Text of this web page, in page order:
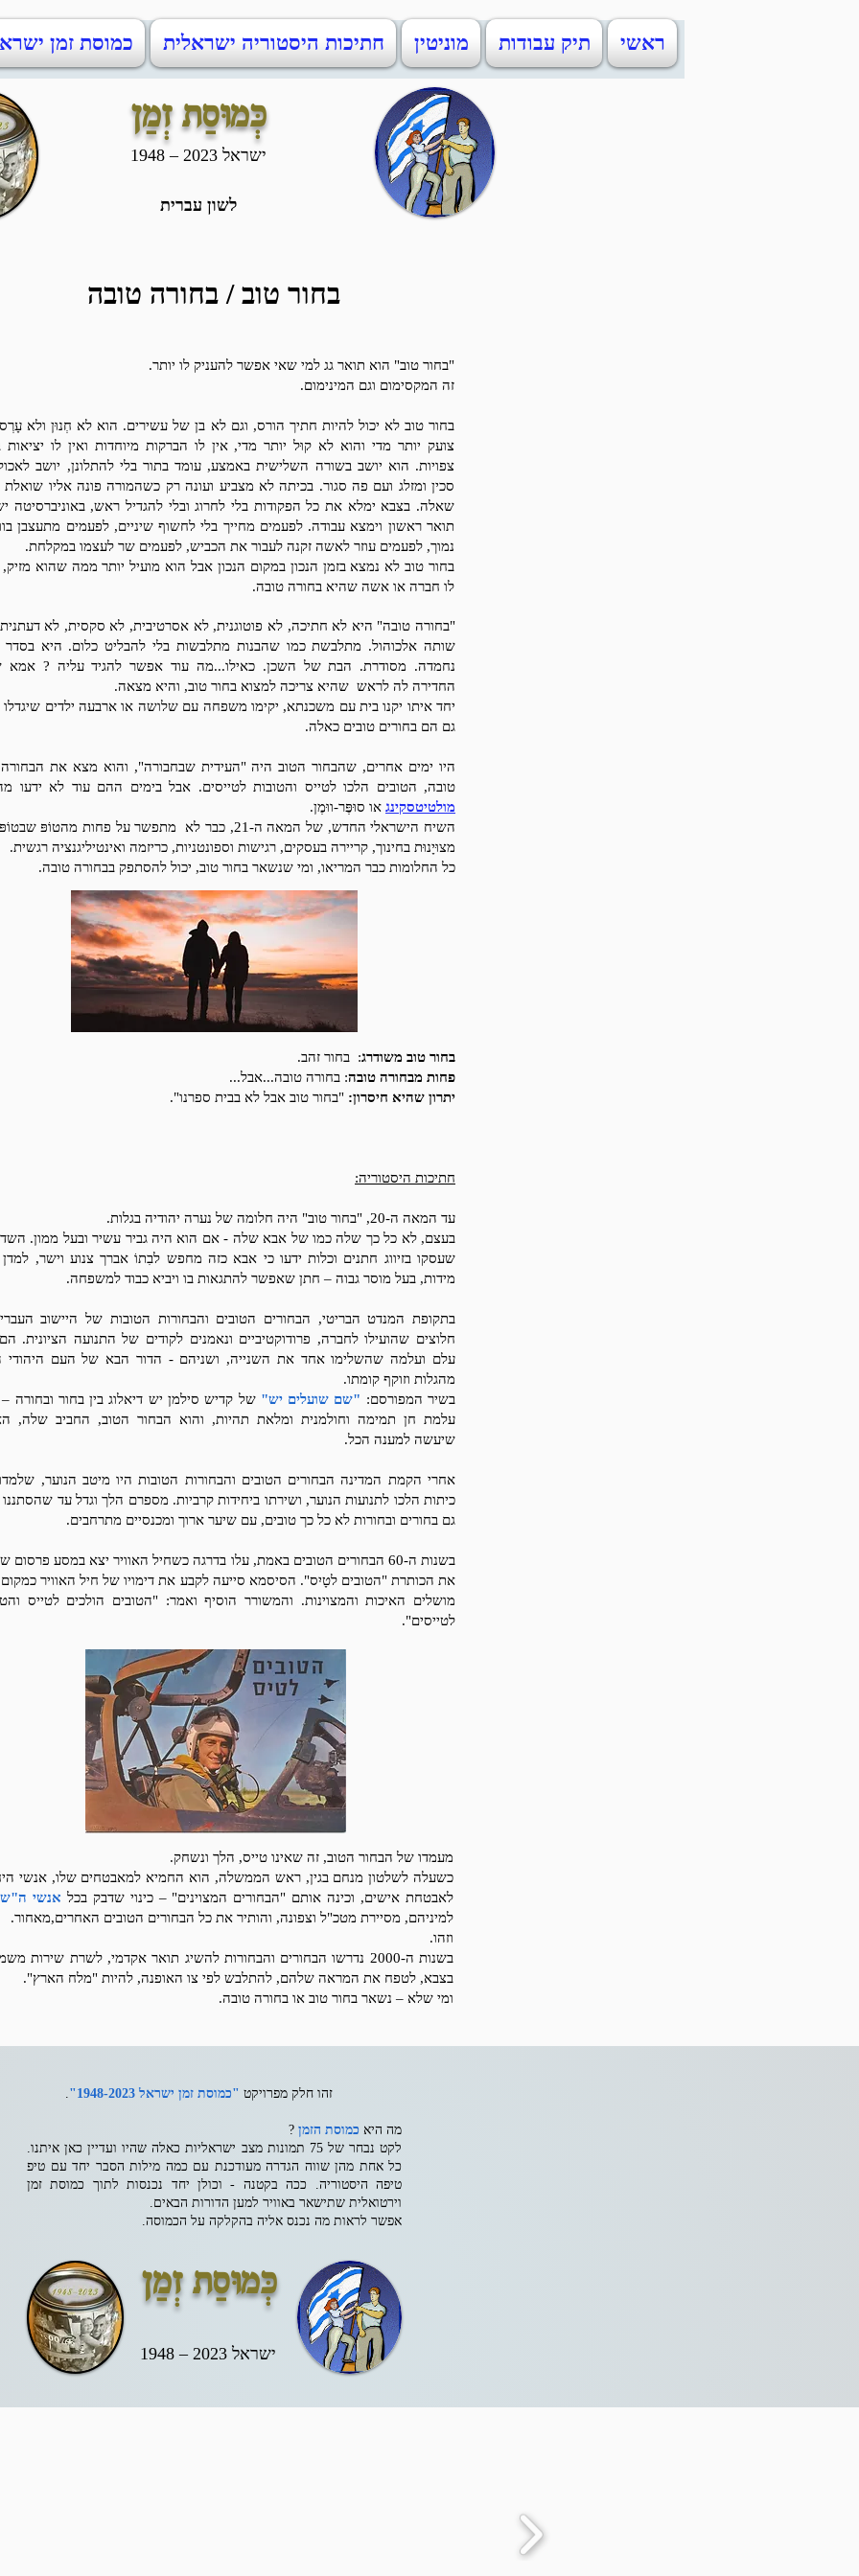
ראשי תיק עבודות מוניטין חתיכות היסטוריה ישראלית כמוסת זמן ישראל 1948-
כְּמוּסַת זְמַן
ישראל 2023 – 1948
לשון עברית
בחור טוב / בחורה טובה
"בחור טוב" הוא תואר גג למי שאי אפשר להעניק לו יותר.
זה המקסימום וגם המינימום.
בחור טוב לא יכול להיות חתיך הורס, וגם לא בן של עשירים. הוא לא חְנוּן ולא
צועק יותר מדי והוא לא קוּל יותר מדי, אין לו הברקות מיוחדות ואין לו יציאות
צפויות. הוא יושב בשורה השלישית באמצע, עומד בתור בלי להתלונן, יושב
סכין ומזלג ועם פה סגור. בכיתה לא מצביע ועונה רק כשהמורה פונה אליו שואלת
שאלה. בצבא ימלא את כל הפקודות בלי לחרוג ובלי להגדיל ראש, באוניברסיטה
תואר ראשון וימצא עבודה.לפעמים מחייך בלי לחשוף שיניים, לפעמים מתעצבן
נמוך, לפעמים עוזר לאשה זקנה לעבור את הכביש, לפעמים שר לעצמו במקלחת.
בחור טוב לא נמצא בזמן הנכון במקום הנכון אבל הוא מועיל יותר ממה שהוא
לו חברה או אשה שהיא בחורה טובה.
"בחורה טובה" היא לא חתיכה, לא פוטוגנית, לא אסרטיבית, לא סקסית, לא
שותה אלכוהול. מתלבשת כמו שהבנות מתלבשות בלי להבליט כלום. היא בסדר
נחמדה. מסודרת. הבת של השכן. כאילו...מה עוד אפשר להגיד עליה ? אמא
החדירה לה לראש שהיא צריכה למצוא בחור טוב, והיא מצאה.
יחד איתו יקנו בית עם משכנתא, יקימו משפחה עם שלושה או ארבעה ילדים שיגדלו
גם הם בחורים טובים כאלה.
היו ימים אחרים, שהבחור הטוב היה "העידית שבחבורה", והוא מצא את
טובה, הטובים הלכו לטייס והטובות לטייסים. אבל בימים ההם עוד לא ידעו
מולטיטסקינג או סוּפֶּר-ווּמֶן.
השיח הישראלי החדש, של המאה ה-21, כבר לא מתפשר על פחות מהטוֹפּ
מצוּיָנוּת בחינוך, קריירה בעסקים, רגישות וספונטניות, כריזמה ואינטיליגנציה רגשית.
כל החלומות כבר המריאו, ומי שנשאר בחור טוב, יכול להסתפק בבחורה טובה.
בחור טוב משודרג: בחור זהב.
פחות מבחורה טובה: בחורה טובה...אבל...
יתרון שהיא חיסרון: "בחור טוב אבל לא בבית ספרנו".
חתיכות היסטוריה:
עד המאה ה-20, "בחור טוב" היה חלומה של נערה יהודיה בגלות.
בעצם, לא כל כך שלה כמו של אבא שלה - אם הוא היה גביר עשיר ובעל ממון.
שעסקו בזיווג חתנים וכלות ידעו כי אבא כזה מחפש לבִתוֹ אברך צנוע וישר,
מידות, בעל מוסר גבוה – חתן שאפשר להתגאות בו ויביא כבוד למשפחה.
בתקופת המנדט הבריטי, הבחורים הטובים והבחורות הטובות של היישוב
חלוצים שהועילו לחברה, פרודוקטיביים ונאמנים לקודים של התנועה הציונית.
עלם ועלמה שהשלימו אחד את השנייה, ושניהם - הדור הבא של העם היהודי
מהגלות וזוקף קומתו.
בשיר המפורסם: "שם שועלים יש" של קדיש סילמן יש דיאלוג בין בחור ובחורה
עלמת חן תמימה וחולמנית ומלאת תהיות, והוא הבחור הטוב, החביב שלה,
שיעשה למענה הכל.
אחרי הקמת המדינה הבחורים הטובים והבחורות הטובות היו מיטב הנוער,
כיתות הלכו לתנועות הנוער, ושירתו ביחידות קרביות. מספרם הלך וגדל עד שהסתננו
גם בחורים ובחורות לא כל כך טובים, עם שיער ארוך ומכנסיים מתרחבים.
בשנות ה-60 הבחורים הטובים באמת, עלו בדרגה כשחיל האוויר יצא במסע פרסום
את הכותרת "הטובים לטָיִס". הסיסמא סייעה לקבע את דימויו של חיל האוויר
מושלים האיכות והמצוינות. והמשורר הוסיף ואמר: "הטובים הולכים לטייס
לטייסים".
מעמדו של הבחור הטוב, זה שאינו טייס, הלך ונשחק.
כשעלה לשלטון מנחם בגין, ראש הממשלה, הוא החמיא למאבטחים שלו, אנשי
לאבטחת אישים, וכינה אותם "הבחורים המצוינים" – כינוי שדבק בכל אנשי
למיניהם, מסיירת מטכ"ל וצפונה, והותיר את כל הבחורים הטובים האחרים,מאחור.
וזהו.
בשנות ה-2000 נדרשו הבחורים והבחורות להשיג תואר אקדמי, לשרת שירות
בצבא, לטפח את המראה שלהם, להתלבש לפי צו האופנה, להיות "מלח הארץ".
ומי שלא – נשאר בחור טוב או בחורה טובה.
זהו חלק מפרויקט "כמוסת זמן ישראל 1948-2023" .
מה היא כמוסת הזמן ?
לקט נבחר של 75 תמונות מצב ישראליות כאלה שהיו ועדיין כאן איתנו.
כל אחת מהן שווה הגדרה מעודכנת עם כמה מילות הסבר יחד עם טיפ
טיפה היסטוריה. ככה בקטנה - וכולן יחד נכנסות לתוך כמוסת זמן
וירטואלית שתישאר באוויר למען הדורות הבאים.
אפשר לראות מה נכנס אליה בהקלקה על הכמוסה.
כְּמוּסַת זְמַן
ישראל 2023 – 1948